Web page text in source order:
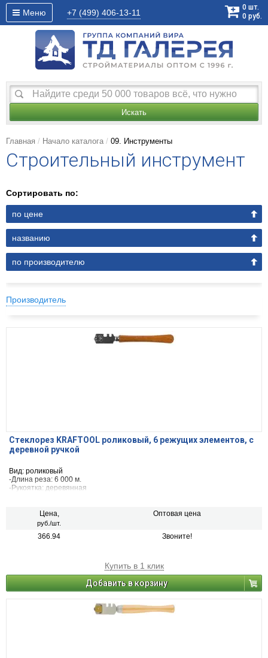
Меню +7 (499) 406-13-11
0 шт.
0 руб.
Искать
Главная Начало каталога 09. Инструменты
Строительный инструмент
Сортировать по:
по цене
названию
по производителю
Производитель
Стеклорез KRAFTOOL роликовый, 6 режущих элементов, с
деревной ручкой
Вид: роликовый
-Длина реза: 6 000 м.
-Рукоятка: деревянная
-Количество режущих элементов: 6 шт
Цена,
руб./шт.
Оптовая цена
366.94 Звоните!
Купить в 1 клик
Добавить в корзину